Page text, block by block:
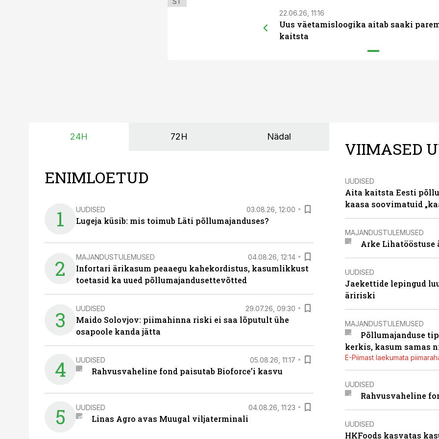
22.06.26, 11:16
Uus väetamisloogika aitab saaki
kaitsta
24H 72H Nädal
ENIMLOETUD
1 UUDISED 03.08.26, 12:00
Lugeja küsib: mis toimub Läti põllumajanduses?
2 MAJANDUSTULEMUSED 04.08.26, 12:14
Infortari ärikasum peaaegu kahekordistus, kasumlikkust
toetasid ka uued põllumajandusettevõtted
3 UUDISED 29.07.26, 09:30
Maido Solovjov: piimahinna riski ei saa lõputult ühe
osapoole kanda jätta
4 UUDISED 05.08.26, 11:17
Rahvusvaheline fond paisutab Bioforce’i kasvu
5 UUDISED 04.08.26, 11:23
Linas Agro avas Muugal viljaterminali
VIIMASED
UUDISED
Aita kaitsta Eesti
kaasa soovimatuid
MAJANDUSTULEMUSED
Arke Lihatööstuse
UUDISED
Jaekettide lepingud
äririski
MAJANDUSTULEMUSED
Põllumajanduse
kerkis, kasum samas
E-Piimast laekumata
UUDISED
Rahvusvaheline
UUDISED
HKFoods kasvatas